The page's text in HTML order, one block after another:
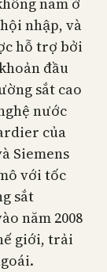
nhập, và
hỗ trợ bởi
đầu
sắt cao
nước
của
Siemens
với tốc
sắt
năm 2008
giới, trải